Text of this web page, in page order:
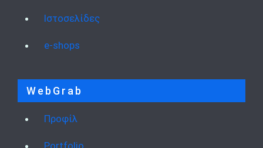
Ιστοσελίδες
e-shops
WebGrab
Προφίλ
Portfolio